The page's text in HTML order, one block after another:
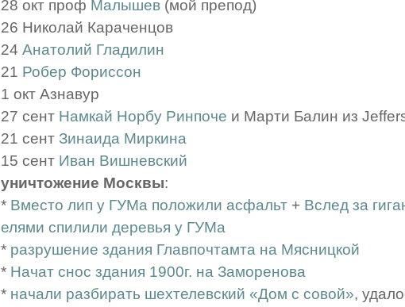
28 окт проф Малышев (мой препод)
26 Николай Караченцов
24 Анатолий Гладилин
21 Робер Фориссон
1 окт Азнавур
27 сент Намкай Норбу Ринпоче и Марти Балин из
21 сент Зинаида Миркина
15 сент Иван Вишневский
уничтожение Москвы:
* Вместо лип у ГУМа положили асфальт + Вслед за
елями спилили деревья у ГУМа
* разрушение здания Главпочтамта на Мясницкой
* Начат снос здания 1900г. на Заморенова
* начали разбирать шехтелевский «Дом с совой»,